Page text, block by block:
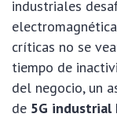
industriales
críticas no se
tiempo de
del negocio, un
de 5G industrial